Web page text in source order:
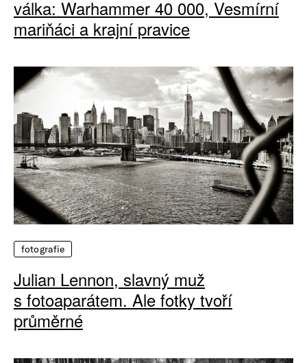
válka: Warhammer 40 000, Vesmírní
mariňáci a krajní pravice
fotografie
Julian Lennon, slavný muž
s fotoaparátem. Ale fotky tvoří
průměrné